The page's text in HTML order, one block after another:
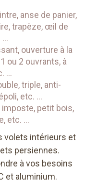
anse de panier,
trapèze, œil de
…
ouverture à la
ou 2 ouvrants, à
…
triple, anti-
etc. …
petit bois,
etc. …
volets intérieurs et
persiennes.
à vos besoins
et aluminium.